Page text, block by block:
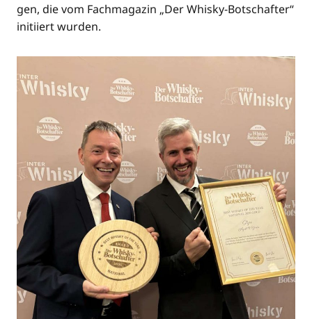
gen, die vom Fach­ma­ga­zin „Der Whis­ky-Bot­schaf­ter“
initi­iert wurden.